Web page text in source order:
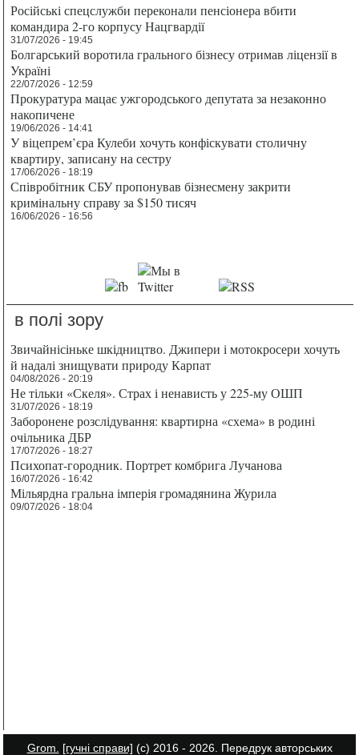
Російські спецслужби переконали пенсіонера вбити
командира 2-го корпусу Нацгвардії
31/07/2026 - 19:45
Болгарський воротила грального бізнесу отримав ліцензії в
Україні
22/07/2026 - 12:59
Прокуратура мацає ужгородського депутата за незаконно
накопичене
19/06/2026 - 14:41
У віцепрем’єра Кулеби хочуть конфіскувати столичну
квартиру, записану на сестру
17/06/2026 - 18:19
Співробітник СБУ пропонував бізнесмену закрити
кримінальну справу за $150 тисяч
16/06/2026 - 16:56
в полі зору
Звичайнісіньке шкідництво. Джипери і мотокросери хочуть
й надалі знищувати природу Карпат
04/08/2026 - 20:19
Не тільки «Скеля». Страх і ненависть у 225-му ОШП
31/07/2026 - 18:19
Заборонене розслідування: квартирна «схема» в родині
очільника ДБР
17/07/2026 - 18:27
Психопат-городник. Портрет комбрига Лучанова
16/07/2026 - 16:42
Мільярдна гральна імперія громадянина Журила
09/07/2026 - 18:04
Grom. [гучні справи] (с) 2016 - 2026. Передрук авторських